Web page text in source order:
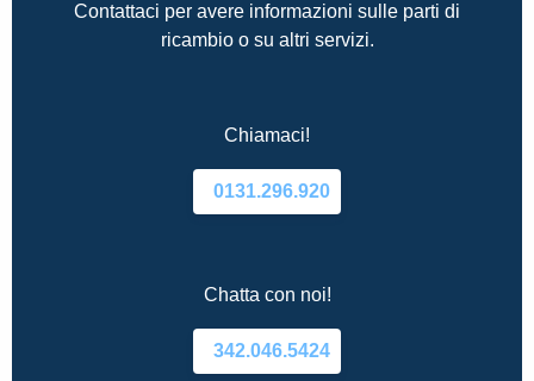
Contattaci per avere informazioni sulle parti di
ricambio o su altri servizi.
Chiamaci!
0131.296.920
Chatta con noi!
342.046.5424